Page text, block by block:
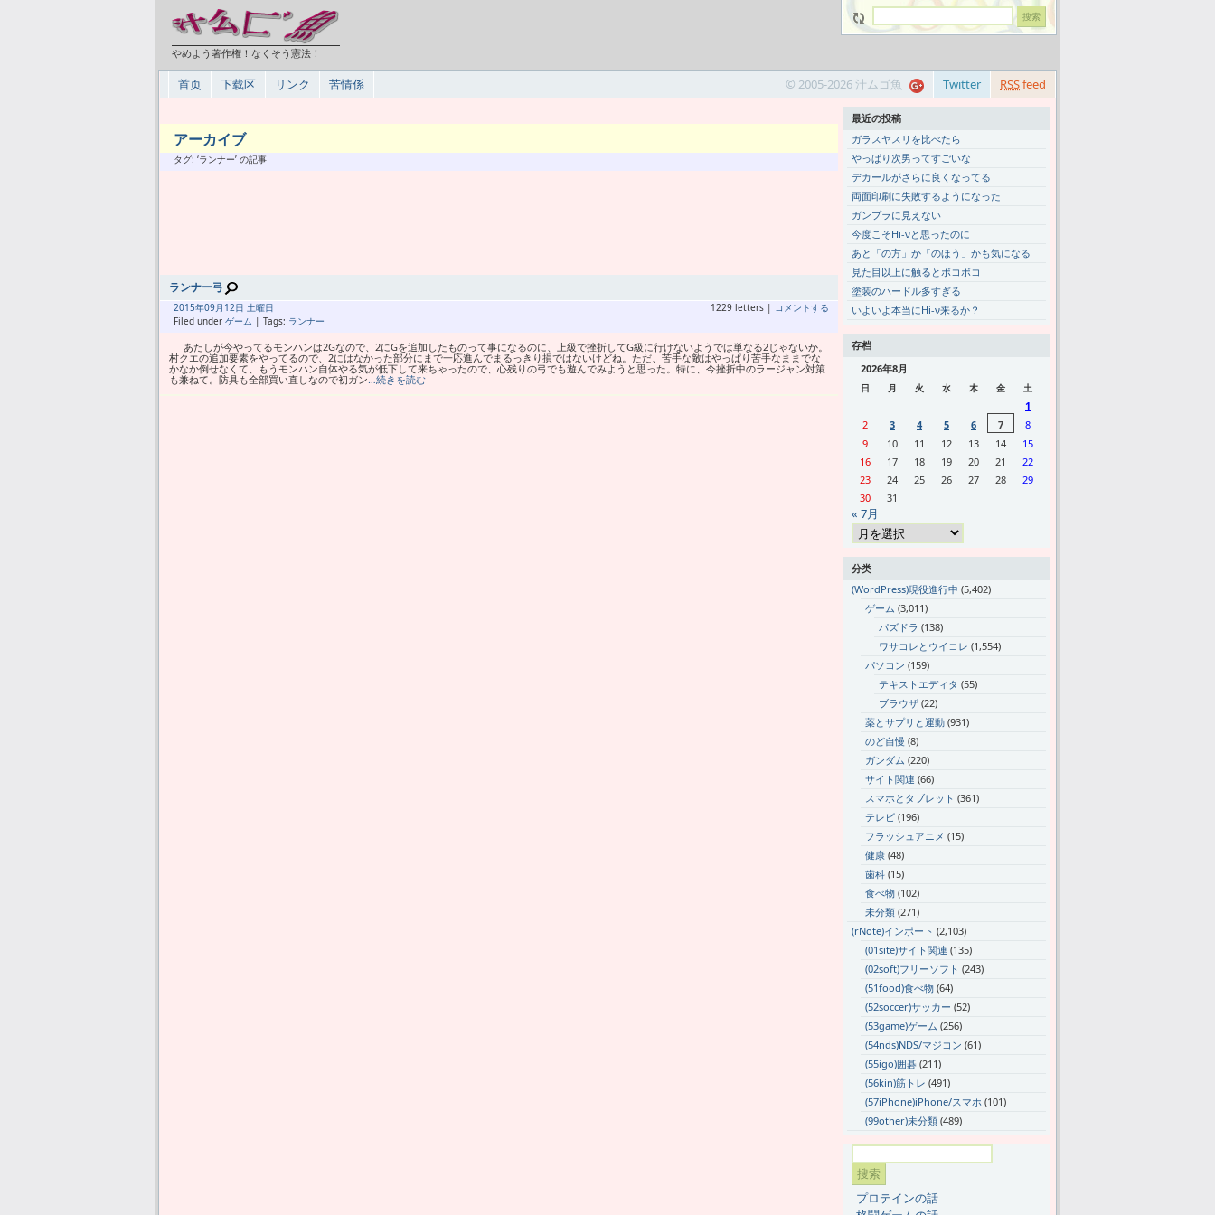
やめよう著作権！なくそう憲法！
首页 下载区 リンク 苦情係 RSSfeed
Twitter
© 2005-2026 汁ムゴ魚
アーカイブ
タグ: ‘ランナー’ の記事
ランナー弓
2015年09月 12日 土曜日
Filed under ゲーム | Tags: ランナー
1229 letters | コメントする
あたしが今やってるモンハンは2Gなので、2にGを追加したものって事になるのに、上級で挫折してG級に行けないようでは単なる2じゃないか。
村クエの追加要素をやってるので、2にはなかった部分にまで一応進んでまるっきり損ではないけどね。ただ、苦手な敵はやっぱり苦手なままでな
かなか倒せなくて、もうモンハン自体やる気が低下して来ちゃったので、心残りの弓でも遊んでみようと思った。特に、今挫折中のラージャン対策
も兼ねて。防具も全部買い直しなので初ガン…続きを読む
最近の投稿
ガラスヤスリを比べたら
やっぱり次男ってすごいな
デカールがさらに良くなってる
両面印刷に失敗するようになった
ガンプラに見えない
今度こそHi-νと思ったのに
あと「の方」か「のほう」かも気になる
見た目以上に触るとボコボコ
塗装のハードル多すぎる
いよいよ本当にHi-ν来るか？
存档
2026年8月
日 月 火 水 木 金 土
1
2
3 4 5 6 7
8
9
10 11 12 13 14
15
16
17 18 19 20 21
22
23
24 25 26 27 28
29
30
31
« 7月
分类
(WordPress)現役進行中 (5,402)
ゲーム (3,011)
パズドラ (138)
ワサコレとウイコレ (1,554)
パソコン (159)
テキストエディタ (55)
ブラウザ (22)
薬とサプリと運動 (931)
のど自慢 (8)
ガンダム (220)
サイト関連 (66)
スマホとタブレット (361)
テレビ (196)
フラッシュアニメ (15)
健康 (48)
歯科 (15)
食べ物 (102)
未分類 (271)
(rNote)インポート (2,103)
(01site)サイト関連 (135)
(02soft)フリーソフト (243)
(51food)食べ物 (64)
(52soccer)サッカー (52)
(53game)ゲーム (256)
(54nds)NDS/マジコン (61)
(55igo)囲碁 (211)
(56kin)筋トレ (491)
(57iPhone)iPhone/スマホ (101)
(99other)未分類 (489)
プロテインの話